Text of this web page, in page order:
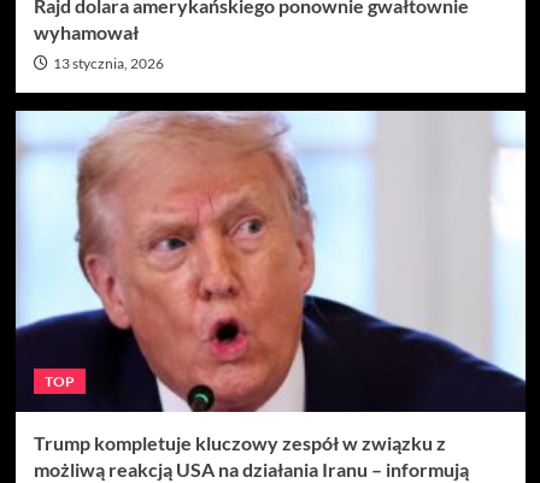
Rajd dolara amerykańskiego ponownie gwałtownie
wyhamował
13 stycznia, 2026
TOP
Trump kompletuje kluczowy zespół w związku z
możliwą reakcją USA na działania Iranu – informują